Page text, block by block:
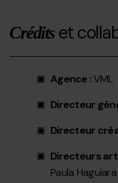
Crédits et
Agence :VML
Directeur
Directeur
Directeurs
Paula Haguiara